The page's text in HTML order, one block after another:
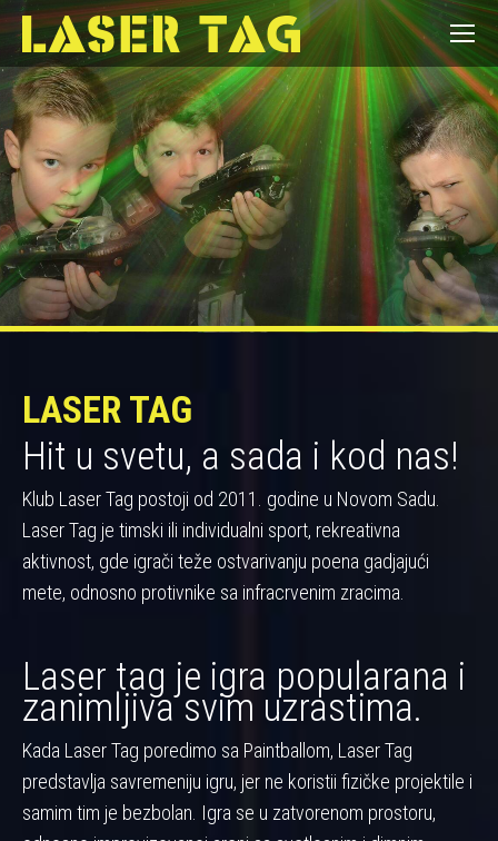
LASER TAG
Hit u svetu, a sada i kod nas!
Klub Laser Tag postoji od 2011. godine u Novom Sadu.
Laser Tag je timski ili individualni sport, rekreativna
aktivnost, gde igrači teže ostvarivanju poena gadjajući
mete, odnosno protivnike sa infracrvenim zracima.
Laser tag je igra popularana i
zanimljiva svim uzrastima.
Kada Laser Tag poredimo sa Paintballom, Laser Tag
predstavlja savremeniju igru, jer ne koristii fizičke projektile i
samim tim je bezbolan. Igra se u zatvorenom prostoru,